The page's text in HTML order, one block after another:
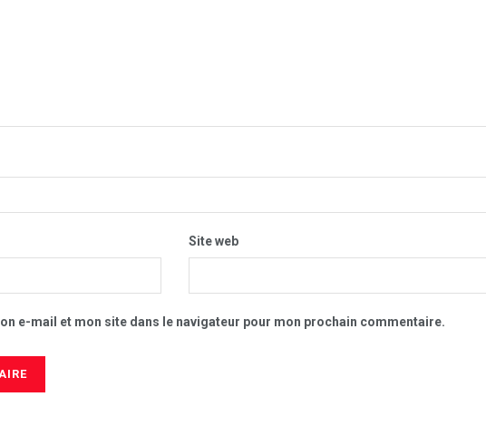
Site web
e-mail et mon site dans le navigateur pour mon prochain commentaire.